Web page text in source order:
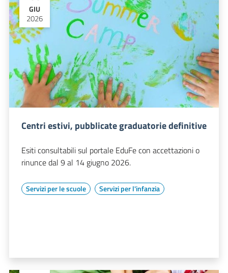
GIU
2026
Centri estivi, pubblicate graduatorie definitive
Esiti consultabili sul portale EduFe con accettazioni o
rinunce dal 9 al 14 giugno 2026.
Servizi per le scuole Servizi per l'infanzia